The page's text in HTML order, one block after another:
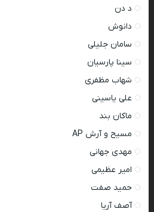
د دن
دانوش
سامان جلیلی
سینا پارسیان
شهاب مظفری
علی یاسینی
ماکان بند
مسیح و آرش AP
مهدی جهانی
امیر عظیمی
حمید صفت
آصف آریا